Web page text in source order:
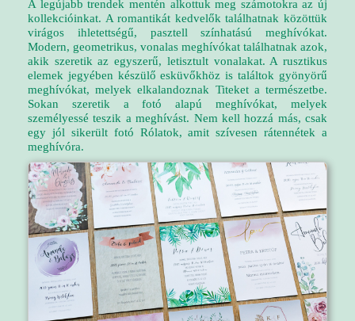
A legújabb trendek mentén alkottuk meg számotokra az új
kollekcióinkat. A romantikát kedvelők találhatnak közöttük
virágos ihletettségű, pasztell színhatású meghívókat.
Modern, geometrikus, vonalas meghívókat találhatnak azok,
akik szeretik az egyszerű, letisztult vonalakat. A rusztikus
elemek jegyében készülő esküvőkhöz is találtok gyönyörű
meghívókat, melyek elkalandoznak Titeket a természetbe.
Sokan szeretik a fotó alapú meghívókat, melyek
személyessé teszik a meghívást. Nem kell hozzá más, csak
egy jól sikerült fotó Rólatok, amit szívesen rátennétek a
meghívóra.